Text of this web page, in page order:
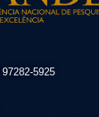
5925